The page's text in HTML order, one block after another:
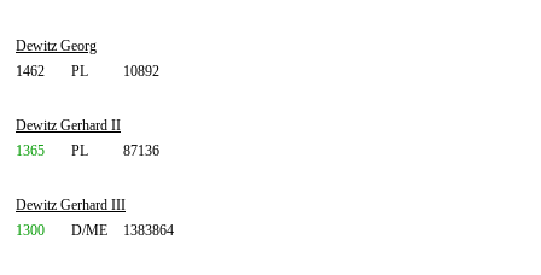
Dewitz Georg
1462
PL 10892
Dewitz Gerhard II
1365
PL 87136
Dewitz Gerhard III
1300
D/ME 1383864